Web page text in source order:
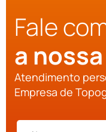
Fale
a
Atendimento
Empresa de